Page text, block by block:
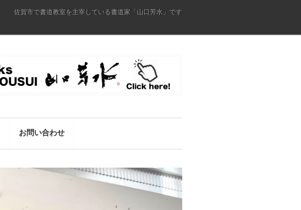
佐賀市で書道教室を主宰している書道家「山口芳水」です
お問い合わせ